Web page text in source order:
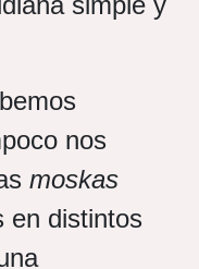
nos
moskas
en distintos